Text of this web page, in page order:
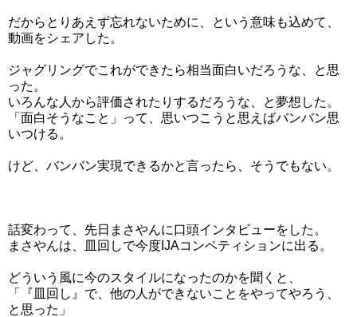
だからとりあえず忘れないために、という意味も込めて、
動画をシェアした。
ジャグリングでこれができたら相当面白いだろうな、と思
った。
いろんな人から評価されたりするだろうな、と夢想した。
「面白そうなこと」って、思いつこうと思えばバンバン思
いつける。
けど、バンバン実現できるかと言ったら、そうでもない。
話変わって、先日まさやんに口頭インタビューをした。
まさやんは、皿回しで今度IJAコンペティションに出る。
どういう風に今のスタイルになったのかを聞くと、
「『皿回し』で、他の人ができないことをやってやろう、
と思った」